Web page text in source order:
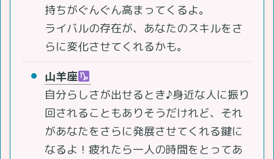
持ちがぐんぐん高まってくるよ。
ライバルの存在が、あなたのスキルをさ
らに変化させてくれるかも。
山羊座
自分らしさが出せるとき♪身近な人に振り
回されることもありそうだけれど、それ
があなたをさらに発展させてくれる鍵に
なるよ！疲れたら一人の時間をとってあ